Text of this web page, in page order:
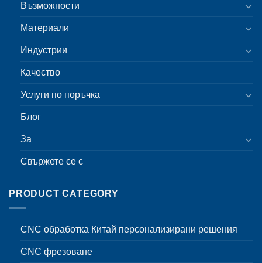
Възможности
Материали
Индустрии
Качество
Услуги по поръчка
Блог
За
Свържете се с
PRODUCT CATEGORY
CNC обработка Китай персонализирани решения
CNC фрезоване